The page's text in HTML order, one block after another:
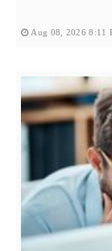
Aug 08, 2026 8:11